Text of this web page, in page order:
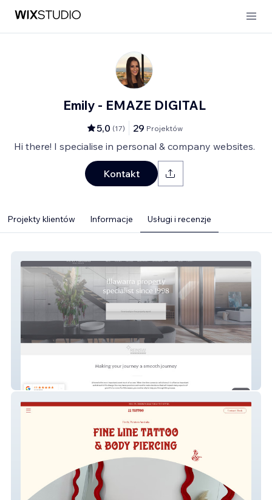
Emily - EMAZE DIGITAL
5,0 (17) 29 Projektów
Hi there! I specialise in personal & company websites.
Kontakt
Projekty klientów Informacje Usługi i recenzje
Matt Borg Real Estate